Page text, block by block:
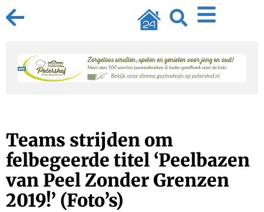
Teams strijden om
felbegeerde titel ‘Peelbazen
van Peel Zonder Grenzen
2019!’ (Foto’s)